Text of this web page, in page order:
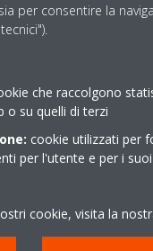
SIENA 40
per consentire la
che raccolgono
o su quelli di terzi
cookie utilizzati per
per l'utente e per i
cookie, visita la